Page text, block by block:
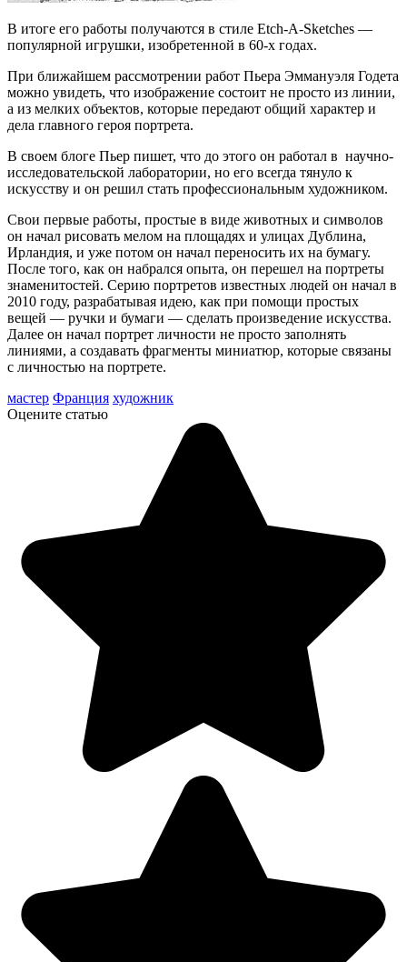
В итоге его работы получаются в стиле Etch-A-Sketches —
популярной игрушки, изобретенной в 60-х годах.
При ближайшем рассмотрении работ Пьера Эммануэля Годета
можно увидеть, что изображение состоит не просто из линии,
а из мелких объектов, которые передают общий характер и
дела главного героя портрета.
В своем блоге Пьер пишет, что до этого он работал в научно-
исследовательской лаборатории, но его всегда тянуло к
искусству и он решил стать профессиональным художником.
Свои первые работы, простые в виде животных и символов
он начал рисовать мелом на площадях и улицах Дублина,
Ирландия, и уже потом он начал переносить их на бумагу.
После того, как он набрался опыта, он перешел на портреты
знаменитостей. Серию портретов известных людей он начал в
2010 году, разрабатывая идею, как при помощи простых
вещей — ручки и бумаги — сделать произведение искусства.
Далее он начал портрет личности не просто заполнять
линиями, а создавать фрагменты миниатюр, которые связаны
с личностью на портрете.
мастер Франция художник
Оцените статью